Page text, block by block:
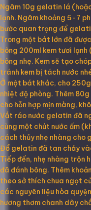
Ngâm 10g gelatin lá
lạnh. Ngâm khoảng 5-7
bước quan trọng để
Trong một bát lớn đã
bông 200ml kem tươi
bông nhẹ. Kem sẽ tạo
tránh kem bị tách nước
Ở một bát khác, cho
nhiệt độ phòng. Thêm
cho hỗn hợp mịn màng,
Vắt ráo nước gelatin đã
cùng một chút nước ấm
cách thủy nhẹ nhàng cho
Đổ gelatin đã tan chảy
Tiếp đến, nhẹ nhàng trộn
đã đánh bông. Thêm
theo sở thích chua ngọt
các nguyên liệu hòa
hương thơm chanh dây